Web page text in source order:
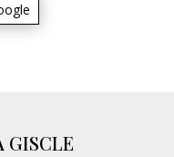
GISCLE